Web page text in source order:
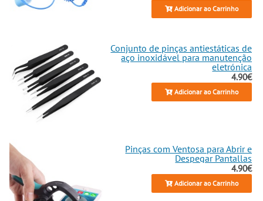
Adicionar ao Carrinho
Conjunto de pinças antiestáticas de
aço inoxidável para manutenção
eletrónica
4.90€
Adicionar ao Carrinho
Pinças com Ventosa para Abrir e
Despegar Pantallas
4.90€
Adicionar ao Carrinho